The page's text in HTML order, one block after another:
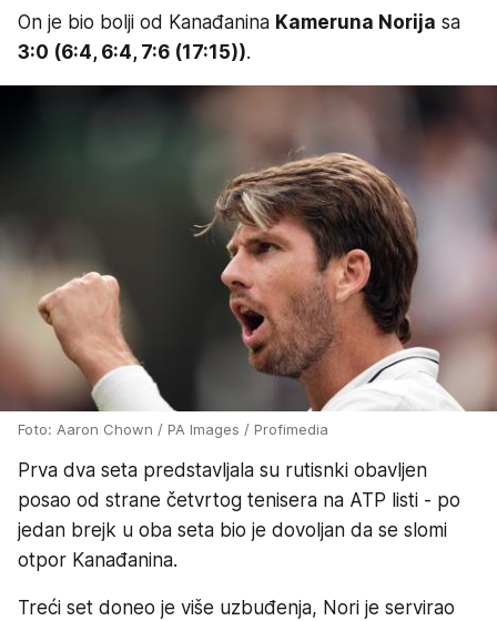
On je bio bolji od Kanađanina Kameruna Norija sa
3:0 (6:4, 6:4, 7:6 (17:15)).
Foto: Aaron Chown / PA Images / Profimedia
Prva dva seta predstavljala su rutisnki obavljen
posao od strane četvrtog tenisera na ATP listi - po
jedan brejk u oba seta bio je dovoljan da se slomi
otpor Kanađanina.
Treći set doneo je više uzbuđenja, Nori je servirao